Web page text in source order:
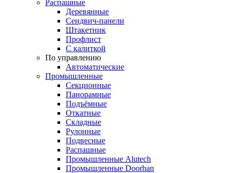
Распашные
Деревянные
Сендвич-панели
Штакетник
Профлист
С калиткой
По управлению
Автоматические
Промышленные
Секционные
Панорамные
Подъёмные
Откатные
Складные
Рулонные
Подвесные
Распашные
Промышленные Alutech
Промышленные Doorhan